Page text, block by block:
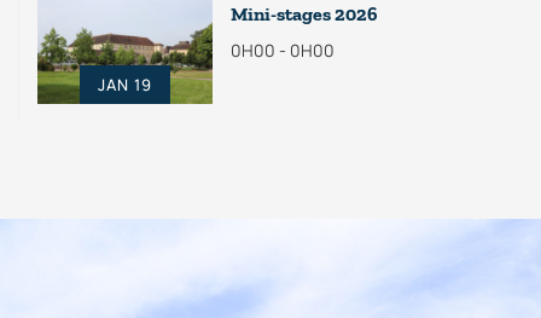
JAN 19
Mini-stages 2026
0H00 - 0H00